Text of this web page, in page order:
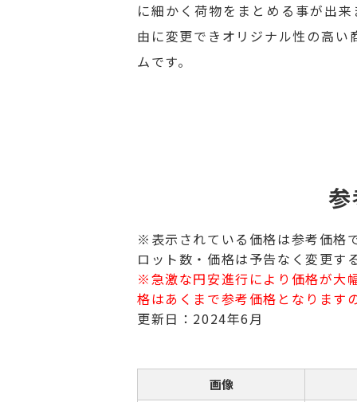
に細かく荷物をまとめる事が出
由に変更できオリジナル性の高い
ムです。
※表示されている価格は参考価格
ロット数・価格は予告なく変更す
※急激な円安進行により価格が大
格はあくまで参考価格となります
更新日：2024年6月
画像